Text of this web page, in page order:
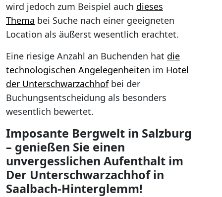
wird jedoch zum Beispiel auch dieses
Thema bei Suche nach einer geeigneten
Location als äußerst wesentlich erachtet.
Eine riesige Anzahl an Buchenden hat die
technologischen Angelegenheiten im Hotel
der Unterschwarzachhofbei der
Buchungsentscheidung als besonders
wesentlich bewertet.
Imposante Bergwelt in Salzburg
– genießen Sie einen
unvergesslichen Aufenthalt im
Der Unterschwarzachhof in
Saalbach-Hinterglemm!